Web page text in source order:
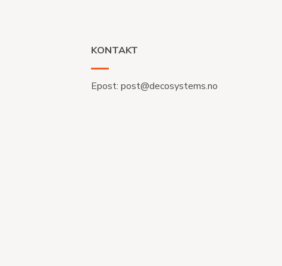
KONTAKT
Epost: post@decosystems.no